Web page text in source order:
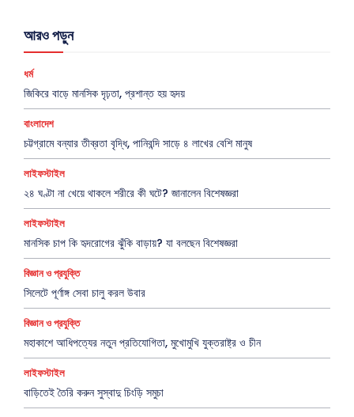
আরও পড়ুন
ধর্ম
জিকিরে বাড়ে মানসিক দৃঢ়তা, প্রশান্ত হয় হৃদয়
বাংলাদেশ
চট্টগ্রামে বন্যার তীব্রতা বৃদ্ধি, পানিবন্দি সাড়ে ৪ লাখের বেশি মানুষ
লাইফস্টাইল
২৪ ঘণ্টা না খেয়ে থাকলে শরীরে কী ঘটে? জানালেন বিশেষজ্ঞরা
লাইফস্টাইল
মানসিক চাপ কি হৃদরোগের ঝুঁকি বাড়ায়? যা বলছেন বিশেষজ্ঞরা
বিজ্ঞান ও প্রযুক্তি
সিলেটে পূর্ণাঙ্গ সেবা চালু করল উবার
বিজ্ঞান ও প্রযুক্তি
মহাকাশে আধিপত্যের নতুন প্রতিযোগিতা, মুখোমুখি যুক্তরাষ্ট্র ও চীন
লাইফস্টাইল
বাড়িতেই তৈরি করুন সুস্বাদু চিংড়ি সমুচা